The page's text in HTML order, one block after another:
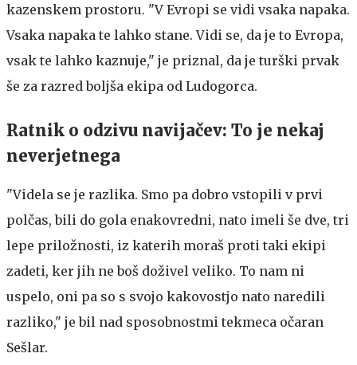
kazenskem prostoru. "V Evropi se vidi vsaka napaka.
Vsaka napaka te lahko stane. Vidi se, da je to Evropa,
vsak te lahko kaznuje," je priznal, da je turški prvak
še za razred boljša ekipa od Ludogorca.
Ratnik o odzivu navijačev: To je nekaj
neverjetnega
"Videla se je razlika. Smo pa dobro vstopili v prvi
polčas, bili do gola enakovredni, nato imeli še dve, tri
lepe priložnosti, iz katerih moraš proti taki ekipi
zadeti, ker jih ne boš doživel veliko. To nam ni
uspelo, oni pa so s svojo kakovostjo nato naredili
razliko," je bil nad sposobnostmi tekmeca očaran
Sešlar.